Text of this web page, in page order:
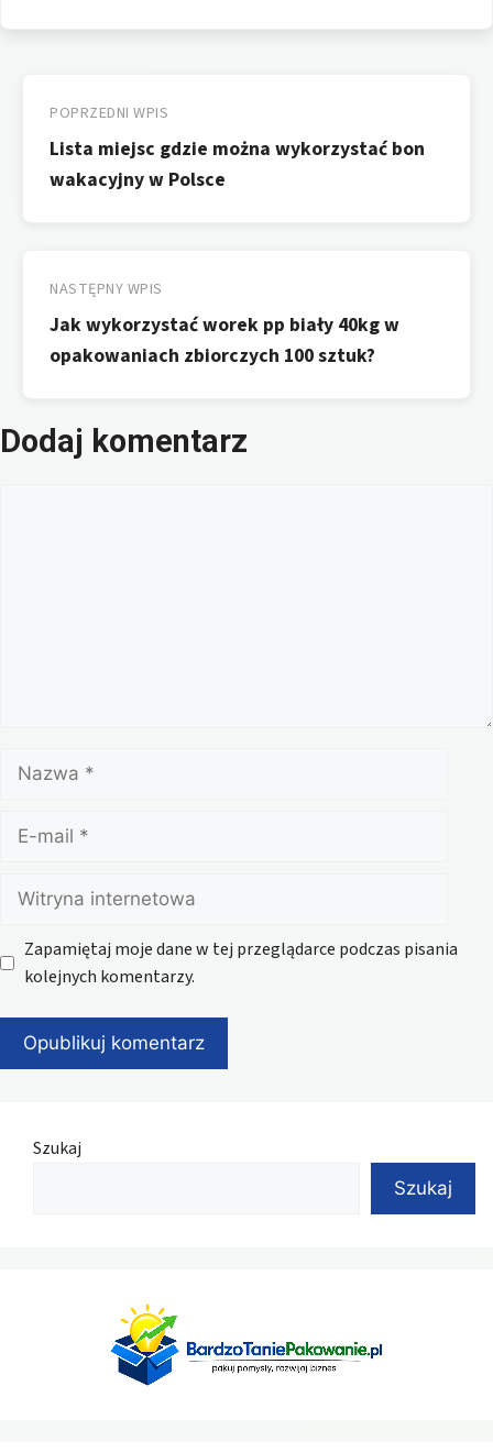
wpisu
POPRZEDNI WPIS
Lista miejsc gdzie można wykorzystać bon
wakacyjny w Polsce
NASTĘPNY WPIS
Jak wykorzystać worek pp biały 40kg w
opakowaniach zbiorczych 100 sztuk?
Dodaj komentarz
Nazwa
mail
Witryna
internetowa
Zapamiętaj moje dane w tej przeglądarce podczas pisania
kolejnych komentarzy.
Szukaj
Szukaj